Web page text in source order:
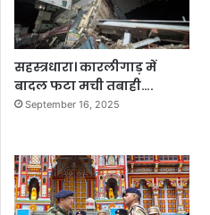
सहस्त्रधारा। कारलीगाड़ में
बादल फटा मची तबाही….
September 16, 2025